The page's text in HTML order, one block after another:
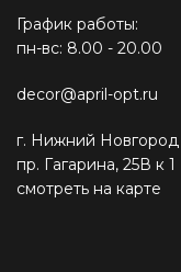
График работы:
пн-вс: 8.00 - 20.00
decor@april-opt.ru
г. Нижний Новгород
пр. Гагарина, 25В к 1
смотреть на карте